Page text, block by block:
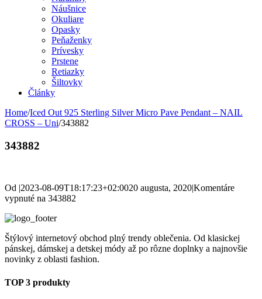
Náušnice
Okuliare
Opasky
Peňaženky
Prívesky
Prstene
Retiazky
Šiltovky
Články
Home/Iced Out 925 Sterling Silver Micro Pave Pendant – NAIL
CROSS – Uni/343882
343882
Od |2023-08-09T18:17:23+02:0020 augusta, 2020|Komentáre
vypnuté na 343882
Štýlový internetový obchod plný trendy oblečenia. Od klasickej
pánskej, dámskej a detskej módy až po rôzne doplnky a najnovšie
novinky z oblasti fashion.
TOP 3 produkty